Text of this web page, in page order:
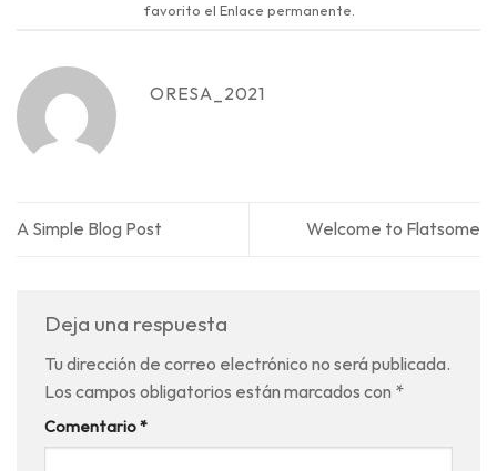
favorito el Enlace permanente
ORESA_2021
A Simple Blog Post Welcome to Flatsome
Deja una respuesta
Tu dirección de correo electrónico no será publicada.
Los campos obligatorios están marcados con *
Comentario*